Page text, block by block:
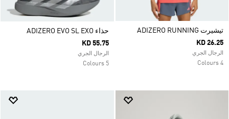
تيشيرت ADIZERO RUNNING
KD 26.25
الرجال الجري
4 Colours
حذاء ADIZERO EVO SL EXO
KD 55.75
الرجال الجري
5 Colours